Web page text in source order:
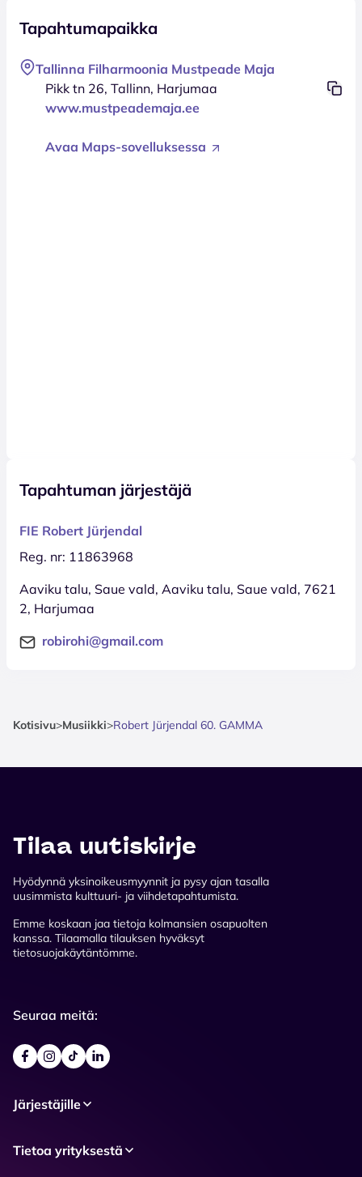
Tapahtumapaikka
Tallinna Filharmoonia Mustpeade Maja
Pikk tn 26, Tallinn, Harjumaa
www.mustpeademaja.ee
Avaa Maps-sovelluksessa
Tapahtuman järjestäjä
FIE Robert Jürjendal
Reg. nr: 11863968
Aaviku talu, Saue vald, Aaviku talu, Saue vald, 7621
2, Harjumaa
robirohi@gmail.com
Kotisivu>Musiikki>Robert Jürjendal 60. GAMMA
Tilaa uutiskirje
Hyödynnä yksinoikeusmyynnit ja pysy ajan tasalla
uusimmista kulttuuri- ja viihdetapahtumista.
Emme koskaan jaa tietoja kolmansien osapuolten
kanssa. Tilaamalla tilauksen hyväksyt
tietosuojakäytäntömme.
Seuraa meitä:
Järjestäjille
Tietoa yrityksestä